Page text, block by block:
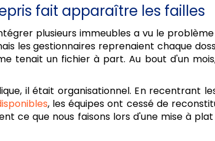
fait apparaître les failles
plusieurs immeubles a vu le
les gestionnaires reprenaient chaque
tenait un fichier à part. Au bout d'un
il était organisationnel. En recentrant
, les équipes ont cessé de
ce que nous faisons lors d'une mise à